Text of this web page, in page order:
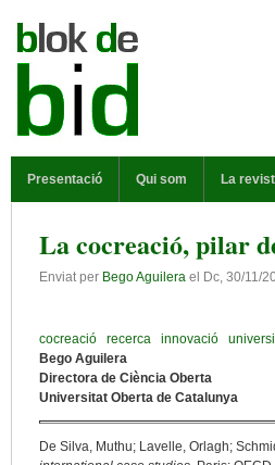
Presentació Qui som La
La cocreació, pilar
Enviat per Bego Aguilera el Dc, 30/11/
cocreació recerca innovació
Bego Aguilera
Directora de Ciència Oberta
Universitat Oberta de Catalunya
De Silva, Muthu; Lavelle, Orlagh;